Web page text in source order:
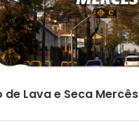
de Lava e Seca Mercês